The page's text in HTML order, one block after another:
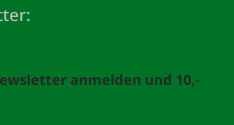
anmelden und 10,-